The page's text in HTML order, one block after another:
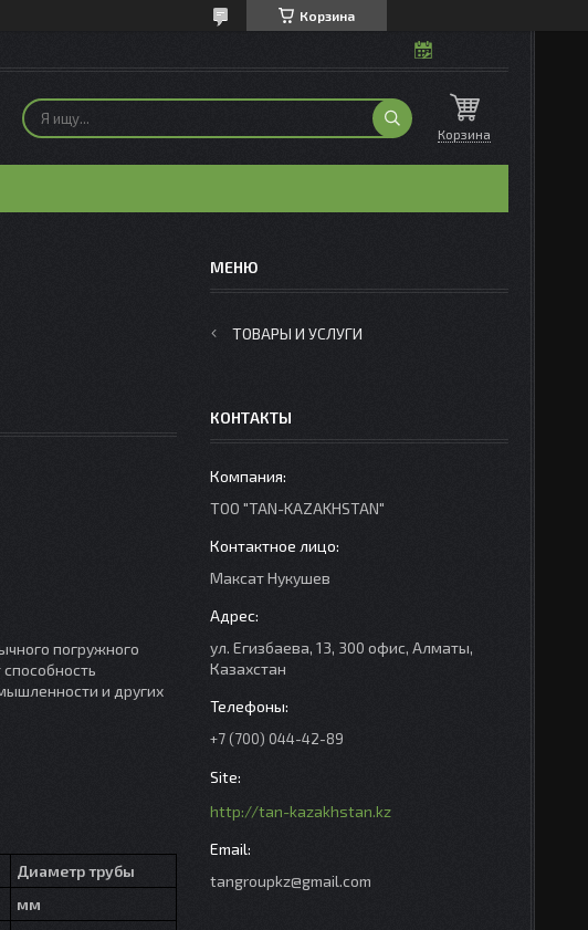
Корзина
Корзина
погружного
и других
Диаметр трубы
мм
ТОВАРЫ И УСЛУГИ
КОНТАКТЫ
ТОО "TAN-KAZAKHSTAN"
Максат Нукушев
ул. Егизбаева, 13, 300 офис, Алматы,
Казахстан
+7 (700) 044-42-89
http://tan-kazakhstan.kz
tangroupkz@gmail.com